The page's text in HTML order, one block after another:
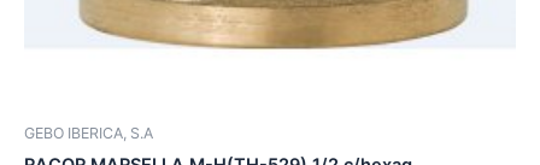
GEBO IBERICA, S.A